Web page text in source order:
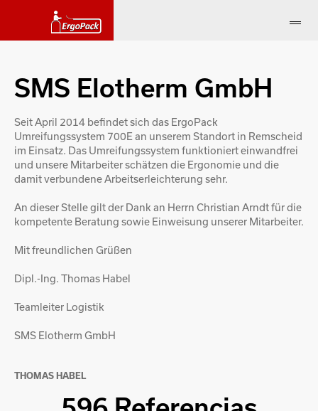
SMS Elotherm GmbH
Seit April 2014 befindet sich das ErgoPack
Umreifungssystem 700E an unserem Standort in Remscheid
im Einsatz. Das Umreifungssystem funktioniert einwandfrei
und unsere Mitarbeiter schätzen die Ergonomie und die
damit verbundene Arbeitserleichterung sehr.
An dieser Stelle gilt der Dank an Herrn Christian Arndt für die
kompetente Beratung sowie Einweisung unserer Mitarbeiter.
Mit freundlichen Grüßen
Dipl.-Ing. Thomas Habel
Teamleiter Logistik
SMS Elotherm GmbH
THOMAS HABEL